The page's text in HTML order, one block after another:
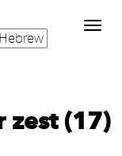
Toggle
navigation
zest (17)